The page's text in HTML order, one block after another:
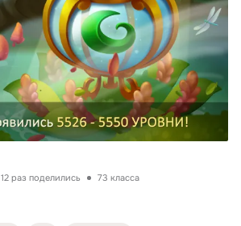
12 раз поделились 73 класса